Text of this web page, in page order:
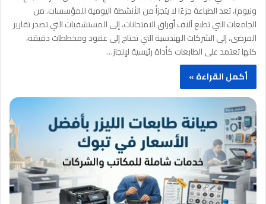
ونيوم)، تعد الطباعة جزءًا لا يتجزأ من الأنشطة اليومية للمؤسسات. من
الجامعات التي تطبع آلاف أوراق الامتحانات، إلى المستشفيات التي تصدر تقارير
المرضى، إلى الشركات الهندسية التي تحتاج إلى عقود ومخططات دقيقة،
كلها تعتمد على الطابعات كأداة رئيسية لإنجاز…
أكمل القراءة »